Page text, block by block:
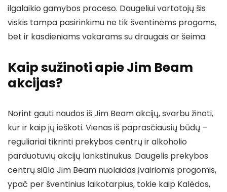
ilgalaikio gamybos proceso. Daugeliui vartotojų šis
viskis tampa pasirinkimu ne tik šventinėms progoms,
bet ir kasdieniams vakarams su draugais ar šeima.
Kaip sužinoti apie Jim Beam
akcijas?
Norint gauti naudos iš Jim Beam akcijų, svarbu žinoti,
kur ir kaip jų ieškoti. Vienas iš paprasčiausių būdų –
reguliariai tikrinti prekybos centrų ir alkoholio
parduotuvių akcijų lankstinukus. Daugelis prekybos
centrų siūlo Jim Beam nuolaidas įvairiomis progomis,
ypač per šventinius laikotarpius, tokie kaip Kalėdos,